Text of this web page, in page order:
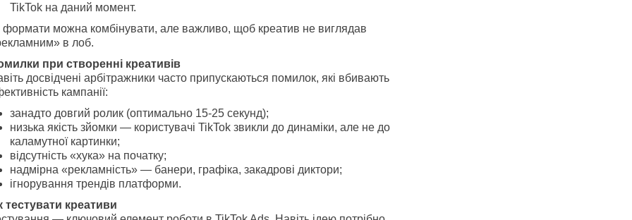
TikTok на даний момент.
формати можна комбінувати, але важливо, щоб креатив не виглядав
в лоб.
при створенні креативів
досвідчені арбітражники часто припускаються помилок, які вбивають
кампанії:
занадто довгий ролик (оптимально 15-25 секунд);
низька якість зйомки — користувачі TikTok звикли до динаміки, але не до
каламутної картинки;
відсутність «хука» на початку;
надмірна «рекламність» — банери, графіка, закадрові диктори;
ігнорування трендів платформи.
тестувати креативи